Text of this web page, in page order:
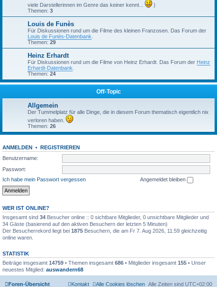
viele Darstellerinnen im Genre das keiner kennt...
)
Themen: 3
Louis de Funès
Für Diskussionen rund um die Filme des kleinen Franzosen. Das Forum der
Louis de Funès-Datenbank
Themen: 29
Heinz Erhardt
Für Diskussionen rund um die Filme von Heinz Erhardt. Das Forum der Heinz
Erhardt-Datenbank
Themen: 24
Off-Topic
Allgemein
Der Tummelplatz für alle Dinge, die in diesem Forum thematisch eigentlich nix
verloren haben.
Themen: 26
ANMELDEN • REGISTRIEREN
Benutzername:
Passwort:
Ich habe mein Passwort vergessen
Angemeldet bleiben
WER IST ONLINE?
Insgesamt sind 34 Besucher online :: 0 sichtbare Mitglieder, 0 unsichtbare Mitglieder und
34 Gäste (basierend auf den aktiven Besuchern der letzten 5 Minuten)
Der Besucherrekord liegt bei 1875 Besuchern, die am Fr 7. Aug 2026, 11:59 gleichzeitig
online waren.
STATISTIK
Beiträge insgesamt 14759 • Themen insgesamt 686 • Mitglieder insgesamt 155 • Unser
neuestes Mitglied: auswandern68
Foren-Übersicht Alle Zeiten sind UTC+02:00
Alle Cookies löschen
Kontakt